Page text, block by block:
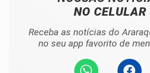
NO CELULAR
Receba as notícias do
no seu app favorito de